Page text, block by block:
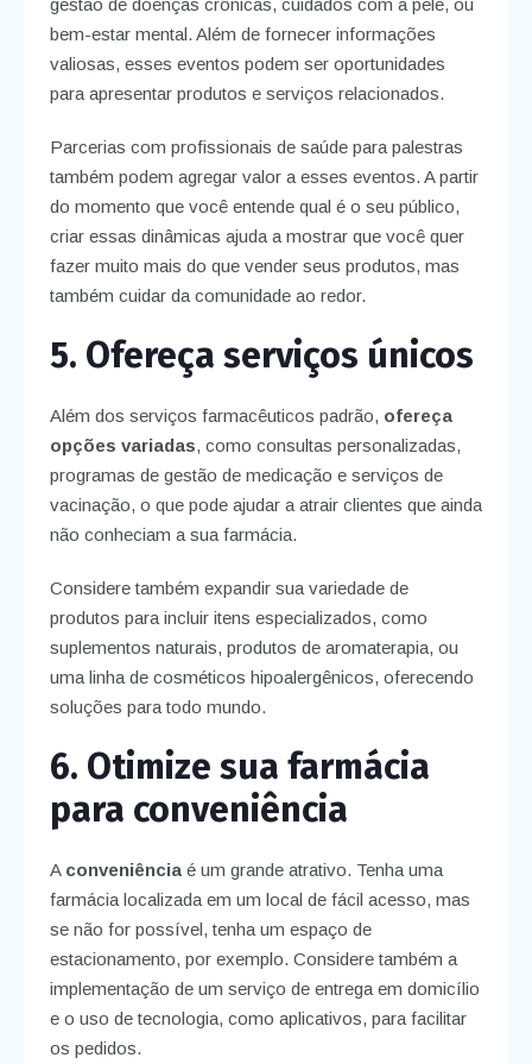
gestão de doenças crônicas, cuidados com a pele, ou
bem-estar mental. Além de fornecer informações
valiosas, esses eventos podem ser oportunidades
para apresentar produtos e serviços relacionados.
Parcerias com profissionais de saúde para palestras
também podem agregar valor a esses eventos. A partir
do momento que você entende qual é o seu público,
criar essas dinâmicas ajuda a mostrar que você quer
fazer muito mais do que vender seus produtos, mas
também cuidar da comunidade ao redor.
5. Ofereça serviços únicos
Além dos serviços farmacêuticos padrão, ofereça
opções variadas, como consultas personalizadas,
programas de gestão de medicação e serviços de
vacinação, o que pode ajudar a atrair clientes que ainda
não conheciam a sua farmácia.
Considere também expandir sua variedade de
produtos para incluir itens especializados, como
suplementos naturais, produtos de aromaterapia, ou
uma linha de cosméticos hipoalergênicos, oferecendo
soluções para todo mundo.
6. Otimize sua farmácia
para conveniência
A conveniênciaé um grande atrativo. Tenha uma
farmácia localizada em um local de fácil acesso, mas
se não for possível, tenha um espaço de
estacionamento, por exemplo. Considere também a
implementação de um serviço de entrega em domicílio
e o uso de tecnologia, como aplicativos, para facilitar
os pedidos.